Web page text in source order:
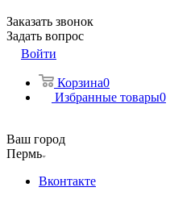
Заказать звонок
Задать вопрос
Войти
Корзина0
Избранные товары0
Ваш город
Пермь
Вконтакте